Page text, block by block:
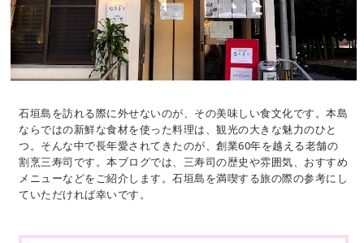
石垣島を訪れる際に外せないのが、その美味しい食文化です。本島
ならではの新鮮な食材を使った料理は、観光の大きな魅力のひと
つ。そんな中で長年愛されてきたのが、創業60年を越える老舗の
割烹三寿司です。本ブログでは、三寿司の歴史や雰囲気、おすすめ
メニューなどをご紹介します。石垣島を満喫する旅の際の参考にし
ていただければ幸いです。